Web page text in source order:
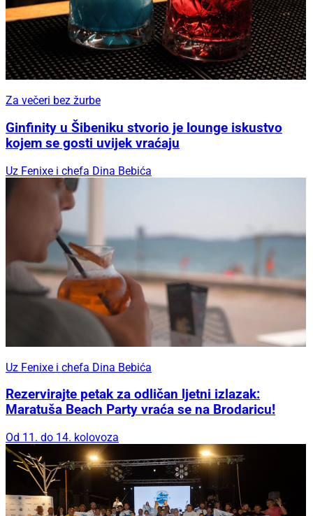
Za večeri bez žurbe
Ginfinity u Šibeniku stvorio je lounge iskustvo
kojem se gosti uvijek vraćaju
Uz Fenixe i chefa Dina Bebića
Uz Fenixe i chefa Dina Bebića
Rezervirajte petak za odličan ljetni izlazak:
Maratuša Beach Party vraća se na Brodaricu!
Od 11. do 14. kolovoza